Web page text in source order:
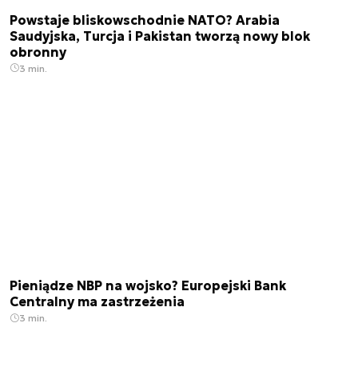
Powstaje bliskowschodnie NATO? Arabia
Saudyjska, Turcja i Pakistan tworzą nowy blok
obronny
3 min.
Pieniądze NBP na wojsko? Europejski Bank
Centralny ma zastrzeżenia
3 min.